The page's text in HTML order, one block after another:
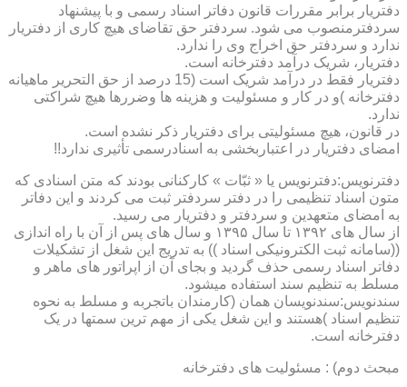
دفتریار برابر مقررات قانون دفاتر اسناد رسمی و با پیشنهاد
سردفترمنصوب می شود. سردفتر حق تقاضای هیچ کاری از دفتریار
ندارد و سردفتر حق اخراج وی را ندارد.
دفتریار، شریک درآمد دفترخانه است.
دفتریار فقط در درآمد شریک است (15 درصد از حق التحریر ماهیانه
دفترخانه )و در کار و مسئولیت و هزینه ها وضررها هیچ شراکتی
ندارد.
در قانون، هیچ مسئولیتی برای دفتریار ذکر نشده است.
امضای دفتریار در اعتباربخشی به اسنادرسمی تأثیری ندارد!!
دفترنویس:دفترنویس یا « ثبّات » کارکنانی بودند که متن اسنادی که
متون اسناد تنظیمی را در دفتر سردفتر ثبت می کردند و این دفاتر
به امضای متعهدین و سردفتر و دفتریار می رسید.
از سال های ۱۳۹۲ تا سال ۱۳۹۵ و سال های پس از آن با راه اندازی
((سامانه ثبت الکترونیکی اسناد )) به تدریج این شغل از تشکیلات
دفاتر اسناد رسمی حذف گردید و بجای آن از اپراتور های ماهر و
مسلط به تنظیم سند استفاده میشود.
سندنویس:سندنویسان همان (کارمندان باتجربه و مسلط به نحوه
تنظیم اسناد )هستند و این شغل یکی از مهم ترین سمتها در یک
دفترخانه است.
مبحث دوم) : مسئولیت های دفترخانه